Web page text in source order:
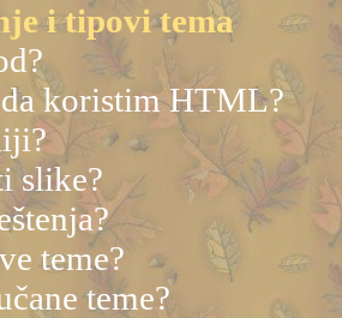
i tipovi tema
koristim HTML?
slike?
teme?
teme?